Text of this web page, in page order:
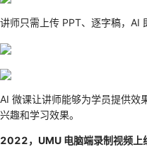
讲师只需上传 PPT、逐字稿，AI
AI 微课让讲师能够为学员提供效
兴趣和学习效果。
2022，UMU 电脑端录制视频上